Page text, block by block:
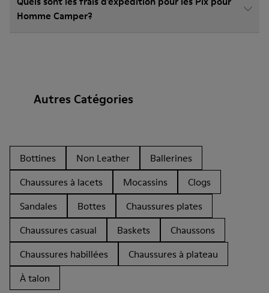
Homme Camper?
Autres Catégories
Bottines Non Leather
Ballerines
Chaussures à lacets
Mocassins
Clogs
Sandales
Bottes
Chaussures plates
Chaussures casual
Baskets
Chaussons
Chaussures habillées
Chaussures à plateau
À talon